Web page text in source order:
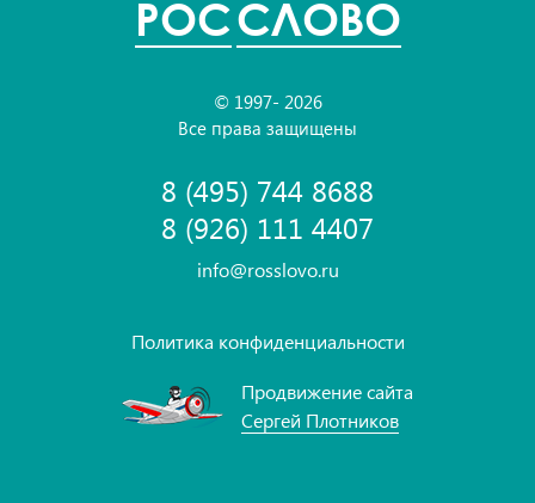
POCСЛОВО
© 1997- 2026
Все права защищены
8 (495) 744 8688
8 (926) 111 4407
info@rosslovo.ru
Политика конфиденциальности
Продвижение сайта
Сергей Плотников